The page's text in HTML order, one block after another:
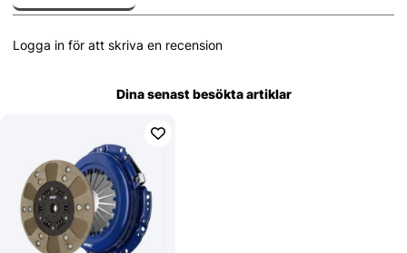
Logga in för att skriva en recension
Dina senast besökta artiklar